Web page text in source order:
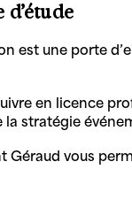
est une porte
en licence
stratégie
vous